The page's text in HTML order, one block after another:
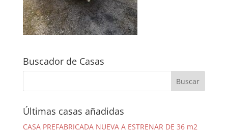
Buscador de Casas
Últimas casas añadidas
CASA PREFABRICADA NUEVA A ESTRENAR DE 36 m2